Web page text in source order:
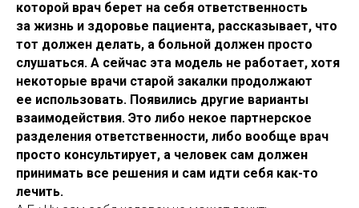
которой врач берет на себя ответственность
за жизнь и здоровье пациента, рассказывает, что
тот должен делать, а больной должен просто
слушаться. А сейчас эта модель не работает, хотя
некоторые врачи старой закалки продолжают
ее использовать. Появились другие варианты
взаимодействия. Это либо некое партнерское
разделения ответственности, либо вообще врач
просто консультирует, а человек сам должен
принимать все решения и сам идти себя как-то
лечить.